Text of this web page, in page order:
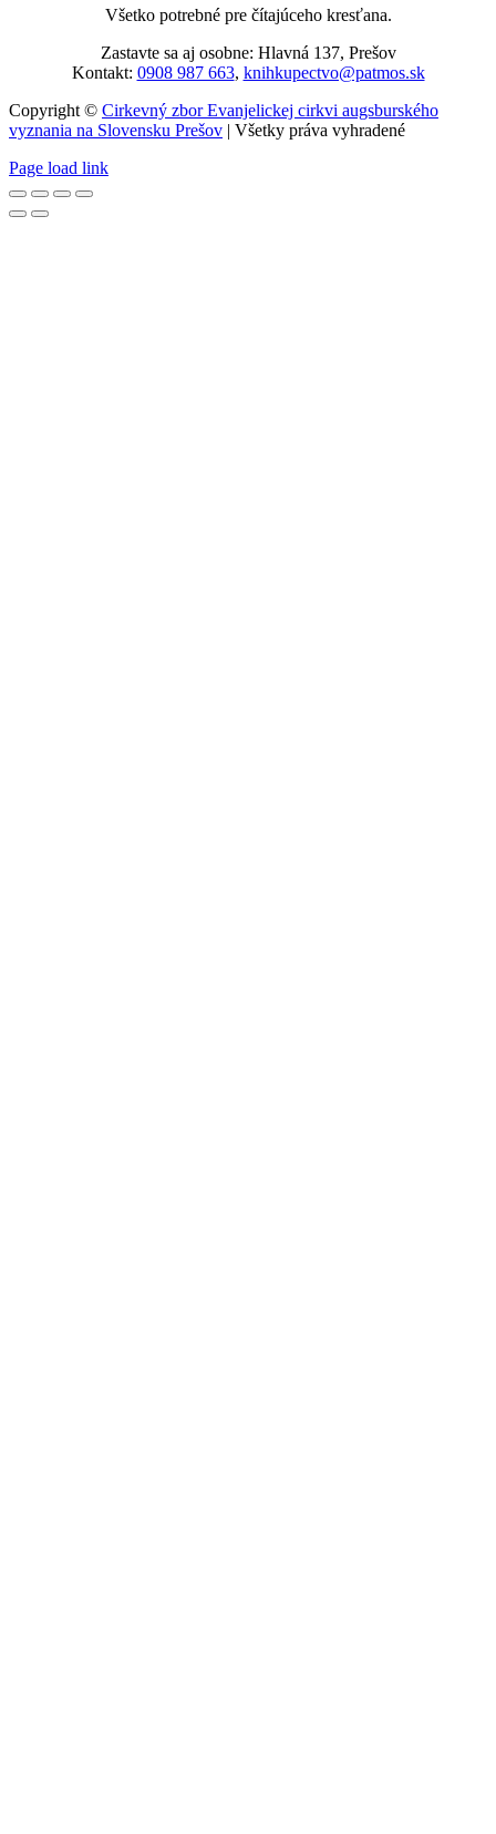
Všetko potrebné pre čítajúceho kresťana.
Zastavte sa aj osobne: Hlavná 137, Prešov
Kontakt: 0908 987 663, knihkupectvo@patmos.sk
Copyright © Cirkevný zbor Evanjelickej cirkvi augsburského
vyznania na Slovensku Prešov | Všetky práva vyhradené
Page load link